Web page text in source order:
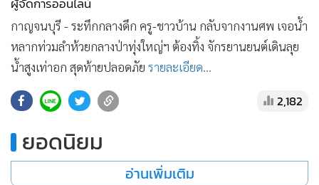
• Motoring
• เกม
• วิทยาศาสตร์
• หุ้น
•
• กองทุนรวม
กาญจนบุรี - ระทึกกลางดึก ครู-ชาวบ้าน กลับจากงานศพ เจอน้ำ
หลากท่วมลำห้วยกลางป่าทุ่งใหญ่ฯ ต้องทิ้ง จักรยานยนต์เดินลุย
น้ำสูงเท่าอก สุดท้ายปลอดภัย รายละเอียด...
2,182
ยอดนิยม
อ่านเพิ่มเติม